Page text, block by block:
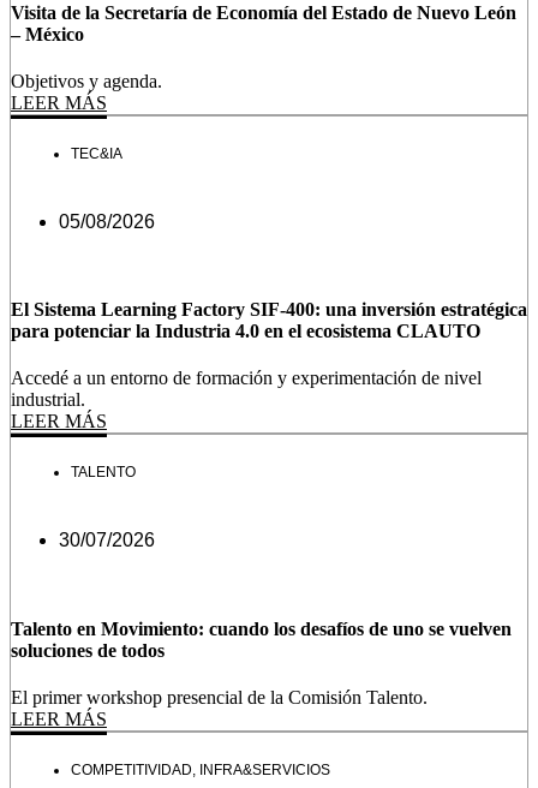
Visita de la Secretaría de Economía del Estado de Nuevo León
– México
Objetivos y agenda.
LEER MÁS
TEC&IA
05/08/2026
El Sistema Learning Factory SIF-400: una inversión estratégica
para potenciar la Industria 4.0 en el ecosistema CLAUTO
Accedé a un entorno de formación y experimentación de nivel
industrial.
LEER MÁS
TALENTO
30/07/2026
Talento en Movimiento: cuando los desafíos de uno se vuelven
soluciones de todos
El primer workshop presencial de la Comisión Talento.
LEER MÁS
COMPETITIVIDAD, INFRA&SERVICIOS